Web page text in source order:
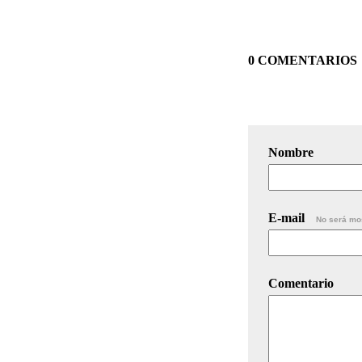
0 COMENTARIOS
Nombre
E-mail No será
Comentario